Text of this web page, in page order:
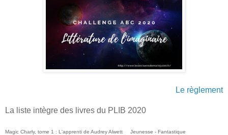
Le règlement
La liste intègre des livres du PLIB 2020
Magic Charly, tome 1 : L'apprenti de Audrey Alwett
Jeunesse - Fantastique